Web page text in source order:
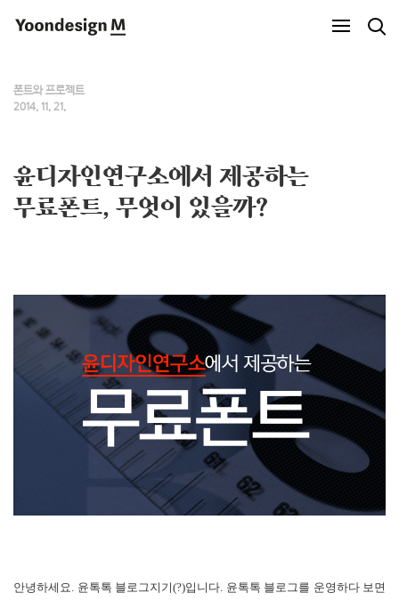
Yoondesign M
폰트와 프로젝트
2014. 11. 21.
윤디자인연구소에서 제공하는
무료폰트, 무엇이 있을까?
안녕하세요. 윤톡톡 블로그지기(?)입니다. 윤톡톡 블로그를 운영하다 보면